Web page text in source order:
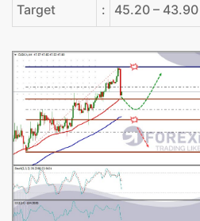
Target : 45.20 – 43.90